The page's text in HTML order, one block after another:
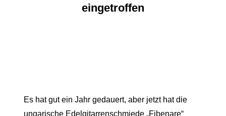
eingetroffen
Es hat gut ein Jahr gedauert, aber jetzt hat die
ungarische Edelgitarrenschmiede „Fibenare“